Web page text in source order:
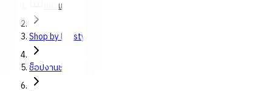
หน้าแรก
Shop by lifestyles
ช็อปงานช่าง